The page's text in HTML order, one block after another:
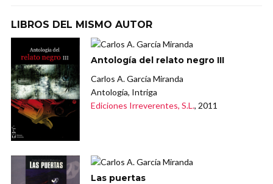
LIBROS DEL MISMO AUTOR
Antología del relato negro III
Carlos A. García Miranda
Antología, Intriga
Ediciones Irreverentes, S.L., 2011
Las puertas